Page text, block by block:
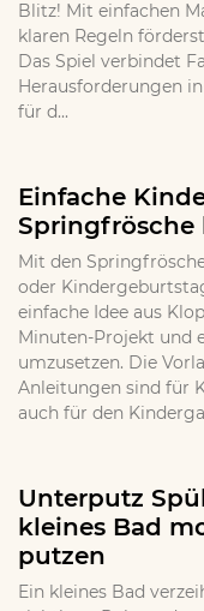
Blitz! Mit einfachen
klaren Regeln
Das Spiel verbindet
Herausforderungen
für d...
Einfache
Springfrösche
Mit den
oder
einfache Idee aus
Minuten-Projekt und
umzusetzen. Die
Anleitungen sind für
auch für den
Unterputz
kleines Bad
putzen
Ein kleines Bad